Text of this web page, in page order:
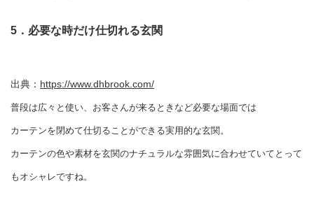
5．必要な時だけ仕切れる玄関
出典： https://www.dhbrook.com/
普段は広々と使い、お客さんが来るときなど必要な場面では
カーテンを閉めて仕切ることができる実用的な玄関。
カーテンの色や素材を玄関のナチュラルな雰囲気に合わせていてとって
もオシャレですね。